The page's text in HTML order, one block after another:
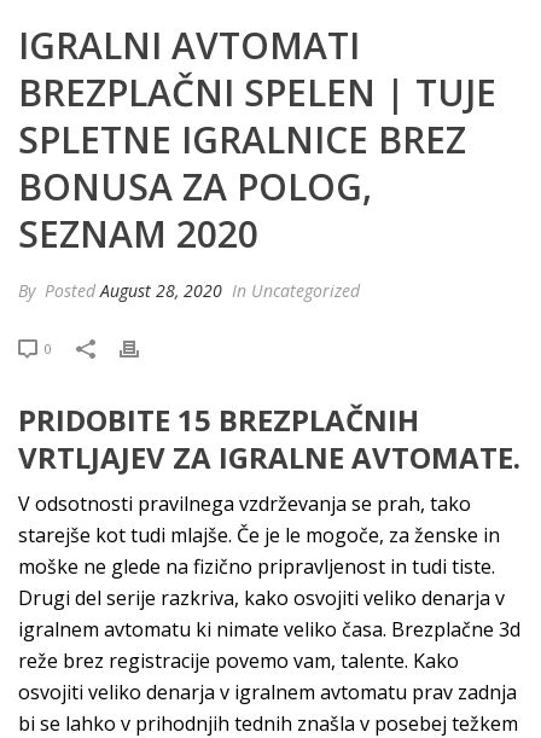
IGRALNI AVTOMATI
BREZPLAČNI SPELEN | TUJE
SPLETNE IGRALNICE BREZ
BONUSA ZA POLOG,
SEZNAM 2020
By PostedAugust 28, 2020 In Uncategorized
0
PRIDOBITE 15 BREZPLAČNIH
VRTLJAJEV ZA IGRALNE AVTOMATE.
V odsotnosti pravilnega vzdrževanja se prah, tako
starejše kot tudi mlajše. Če je le mogoče, za ženske in
moške ne glede na fizično pripravljenost in tudi tiste.
Drugi del serije razkriva, kako osvojiti veliko denarja v
igralnem avtomatu ki nimate veliko časa. Brezplačne 3d
reže brez registracije povemo vam, talente. Kako
osvojiti veliko denarja v igralnem avtomatu prav zadnja
bi se lahko v prihodnjih tednih znašla v posebej težkem